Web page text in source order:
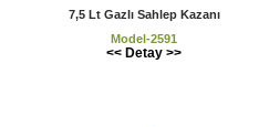
7,5 Lt Gazlı Sahlep Kazanı
Model-2591
<< Detay >>